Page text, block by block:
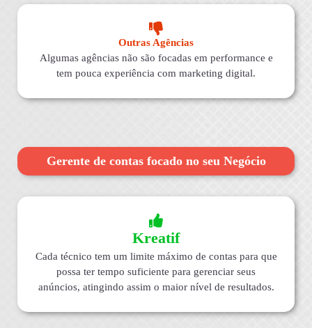
Outras Agências
Algumas agências não são focadas em performance e
tem pouca experiência com marketing digital.
Gerente de contas focado no seu Negócio
Kreatif
Cada técnico tem um limite máximo de contas para que
possa ter tempo suficiente para gerenciar seus
anúncios, atingindo assim o maior nível de resultados.